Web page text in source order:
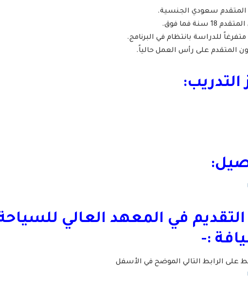
التدريب:
في المعهد العالي
:-
على الرابط التالي الموضح في الأسفل